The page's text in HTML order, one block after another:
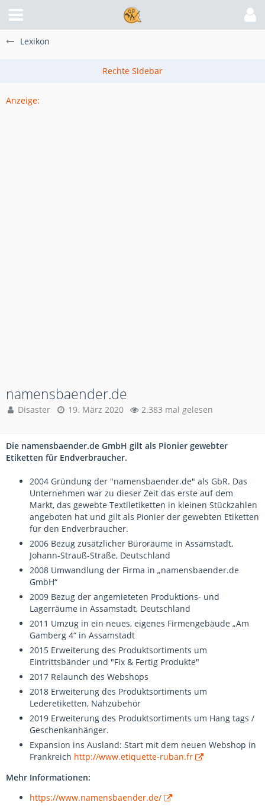
Lexikon
Anzeige:
namensbaender.de
Disaster 19. März 2020 2.383 mal gelesen
Die namensbaender.de GmbH gilt als Pionier gewebter
Etiketten für Endverbraucher.
2004 Gründung der "namensbaender.de" als GbR. Das
Unternehmen war zu dieser Zeit das erste auf dem
Markt, das gewebte Textiletiketten in kleinen Stückzahlen
angeboten hat und gilt als Pionier der gewebten Etiketten
für den Endverbraucher.
2006 Bezug zusätzlicher Büroräume in Assamstadt,
Johann-Strauß-Straße, Deutschland
2008 Umwandlung der Firma in „namensbaender.de
GmbH“
2009 Bezug der angemieteten Produktions- und
Lagerräume in Assamstadt, Deutschland
2011 Umzug in ein neues, eigenes Firmengebäude „Am
Gamberg 4“ in Assamstadt
2015 Erweiterung des Produktsortiments um
Eintrittsbänder und "Fix & Fertig Produkte"
2017 Relaunch des Webshops
2018 Erweiterung des Produktsortiments um
Lederetiketten, Nähzubehör
2019 Erweiterung des Produktsortiments um Hang tags /
Geschenkanhänger.
Expansion ins Ausland: Start mit dem neuen Webshop in
Frankreich http://www.etiquette-ruban.fr
Mehr Informationen:
https://www.namensbaender.de/